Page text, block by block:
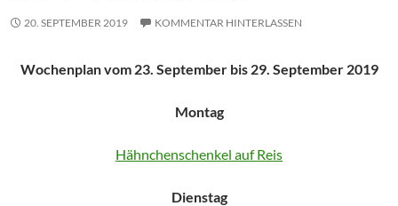
20. SEPTEMBER 2019 KOMMENTAR HINTERLASSEN
Wochenplan vom 23. September bis 29. September 2019
Montag
Hähnchenschenkel auf Reis
Dienstag